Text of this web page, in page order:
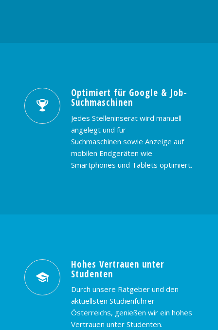
Optimiert für Google & Job-
Suchmaschinen
Jedes Stelleninserat wird manuell
angelegt und für
Suchmaschinen sowie Anzeige auf
mobilen Endgeräten wie
Smartphones und Tablets optimiert.
Hohes Vertrauen unter
Studenten
Durch unsere Ratgeber und den
aktuellsten Studienführer
Österreichs, genießen wir ein hohes
Vertrauen unter Studenten.